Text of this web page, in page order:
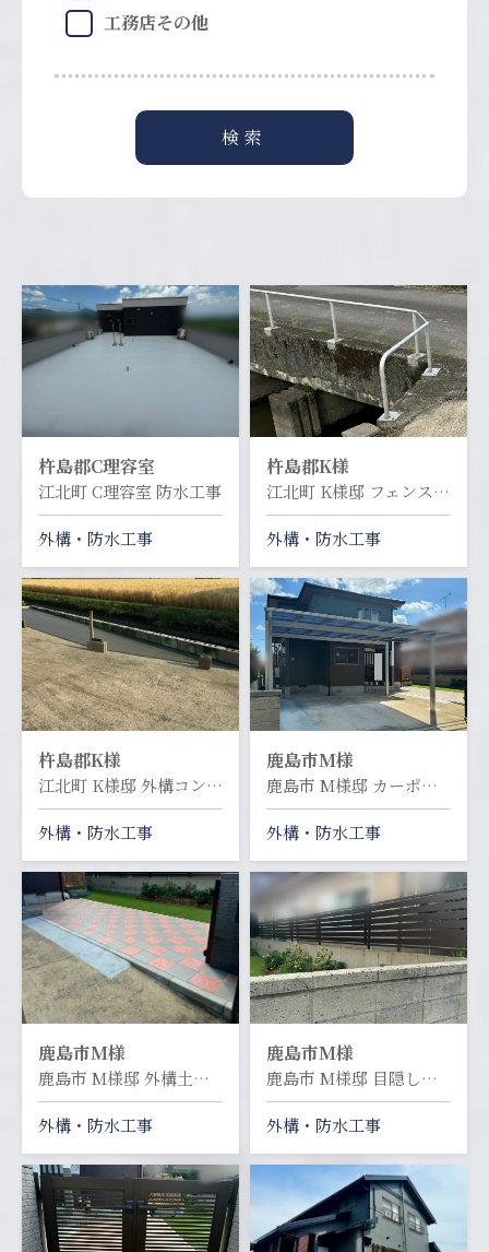
工務店その他
検索
杵島郡C理容室
江北町 C理容室 防水工事
外構・防水工事
杵島郡K様
江北町 K様邸 フェンス工事
外構・防水工事
杵島郡K様
江北町 K様邸 外構コンクリート工事
外構・防水工事
鹿島市M様
鹿島市 M様邸 カーポート交換工事
外構・防水工事
鹿島市M様
鹿島市 M様邸 外構土間タイル工事
外構・防水工事
鹿島市M様
鹿島市 M様邸 目隠しフェンス設置工事
外構・防水工事